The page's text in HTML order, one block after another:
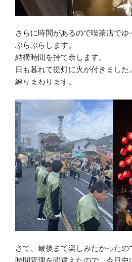
さらに時間があるので喫茶店で
ぶらぶらします。
結構時間を持て余します。
日も暮れて提灯に火が付きまし
練りまわります。
さて、最後まで楽しみたかったの
時間管理を間違えたので、今日中